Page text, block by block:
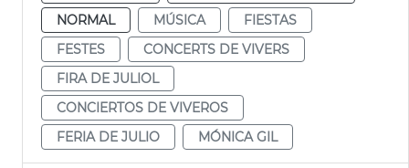
NORMAL
MÚSICA
FIESTAS
FESTES
CONCERTS DE VIVERS
FIRA DE JULIOL
CONCIERTOS DE VIVEROS
FERIA DE JULIO
MÓNICA GIL